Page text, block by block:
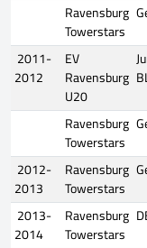
Ravensburg
Towerstars
2011-
2012
EV
Ravensburg
U20
Ravensburg
Towerstars
2012-
2013
Ravensburg
Towerstars
2013-
2014
Ravensburg
Towerstars